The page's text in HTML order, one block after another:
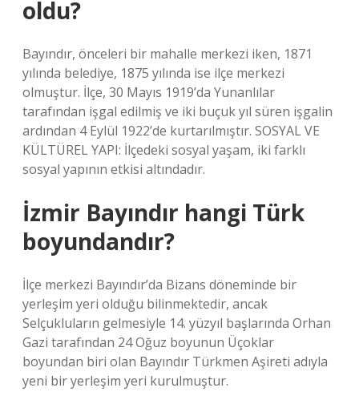
oldu?
Bayındır, önceleri bir mahalle merkezi iken, 1871
yılında belediye, 1875 yılında ise ilçe merkezi
olmuştur. İlçe, 30 Mayıs 1919’da Yunanlılar
tarafından işgal edilmiş ve iki buçuk yıl süren işgalin
ardından 4 Eylül 1922’de kurtarılmıştır. SOSYAL VE
KÜLTÜREL YAPI: İlçedeki sosyal yaşam, iki farklı
sosyal yapının etkisi altındadır.
İzmir Bayındır hangi Türk
boyundandır?
İlçe merkezi Bayındır’da Bizans döneminde bir
yerleşim yeri olduğu bilinmektedir, ancak
Selçukluların gelmesiyle 14. yüzyıl başlarında Orhan
Gazi tarafından 24 Oğuz boyunun Üçoklar
boyundan biri olan Bayındır Türkmen Aşireti adıyla
yeni bir yerleşim yeri kurulmuştur.